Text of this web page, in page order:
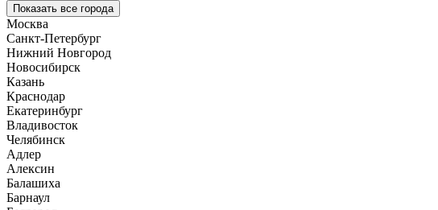
Показать все города
Москва
Санкт-Петербург
Нижний Новгород
Новосибирск
Казань
Краснодар
Екатеринбург
Владивосток
Челябинск
Адлер
Алексин
Балашиха
Барнаул